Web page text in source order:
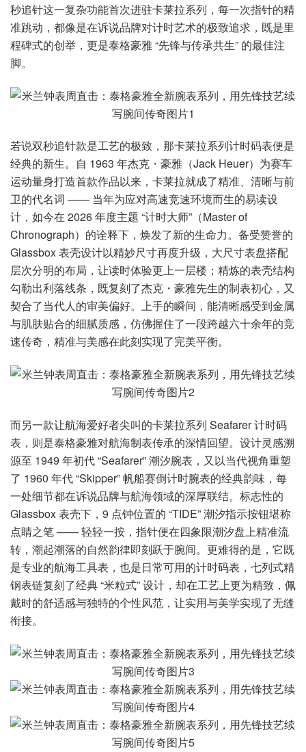
秒追针这一复杂功能首次进驻卡莱拉系列，每一次指针的精
准跳动，都像是在诉说品牌对计时艺术的极致追求，既是里
程碑式的创举，更是泰格豪雅 “先锋与传承共生” 的最佳注
脚。
若说双秒追针款是工艺的极致，那卡莱拉系列计时码表便是
经典的新生。自 1963 年杰克・豪雅（Jack Heuer）为赛车
运动量身打造首款作品以来，卡莱拉就成了精准、清晰与前
卫的代名词 —— 当年为应对高速竞速环境而生的易读设
计，如今在 2026 年度主题 “计时大师”（Master of
Chronograph）的诠释下，焕发了新的生命力。备受赞誉的
Glassbox 表壳设计以精妙尺寸再度升级，大尺寸表盘搭配
层次分明的布局，让读时体验更上一层楼；精炼的表壳结构
勾勒出利落线条，既复刻了杰克・豪雅先生的制表初心，又
契合了当代人的审美偏好。上手的瞬间，能清晰感受到金属
与肌肤贴合的细腻质感，仿佛握住了一段跨越六十余年的竞
速传奇，精准与美感在此刻实现了完美平衡。
而另一款让航海爱好者尖叫的卡莱拉系列 Seafarer 计时码
表，则是泰格豪雅对航海制表传承的深情回望。设计灵感溯
源至 1949 年初代 “Seafarer” 潮汐腕表，又以当代视角重塑
了 1960 年代 “Skipper” 帆船赛倒计时腕表的经典韵味，每
一处细节都在诉说品牌与航海领域的深厚联结。标志性的
Glassbox 表壳下，9 点钟位置的 “TIDE” 潮汐指示按钮堪称
点睛之笔 —— 轻轻一按，指针便在四象限潮汐盘上精准流
转，潮起潮落的自然韵律即刻跃于腕间。更难得的是，它既
是专业的航海工具表，也是日常可用的计时码表，七列式精
钢表链复刻了经典 “米粒式” 设计，却在工艺上更为精致，佩
戴时的舒适感与独特的个性风范，让实用与美学实现了无缝
衔接。